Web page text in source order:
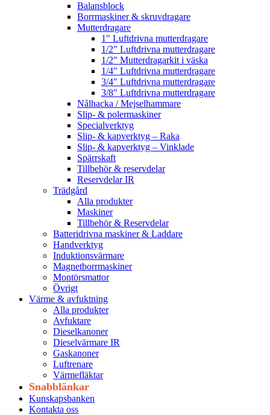
Balansblock
Borrmaskiner & skruvdragare
Mutterdragare
1" Luftdrivna mutterdragare
1/2" Luftdrivna mutterdragare
1/2" Mutterdragarkit i väska
1/4" Luftdrivna mutterdragare
3/4" Luftdrivna mutterdragare
3/8" Luftdrivna mutterdragare
Nålhacka / Mejselhammare
Slip- & polermaskiner
Specialverktyg
Slip- & kapverktyg – Raka
Slip- & kapverktyg – Vinklade
Spärrskaft
Tillbehör & reservdelar
Reservdelar IR
Trädgård
Alla produkter
Maskiner
Tillbehör & Reservdelar
Batteridrivna maskiner & Laddare
Handverktyg
Induktionsvärmare
Magnetborrmaskiner
Montörsmattor
Övrigt
Värme & avfuktning
Alla produkter
Avfuktare
Dieselkanoner
Dieselvärmare IR
Gaskanoner
Luftrenare
Värmefläktar
Snabblänkar
Kunskapsbanken
Kontakta oss